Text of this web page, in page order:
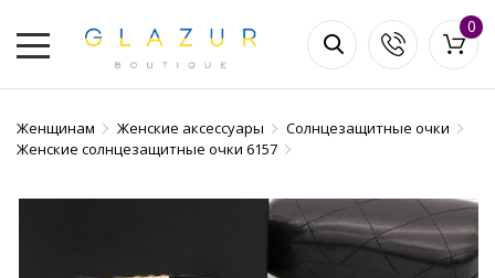
0
Женщинам Женские аксессуары
Солнцезащитные очки
Женские солнцезащитные очки 6157